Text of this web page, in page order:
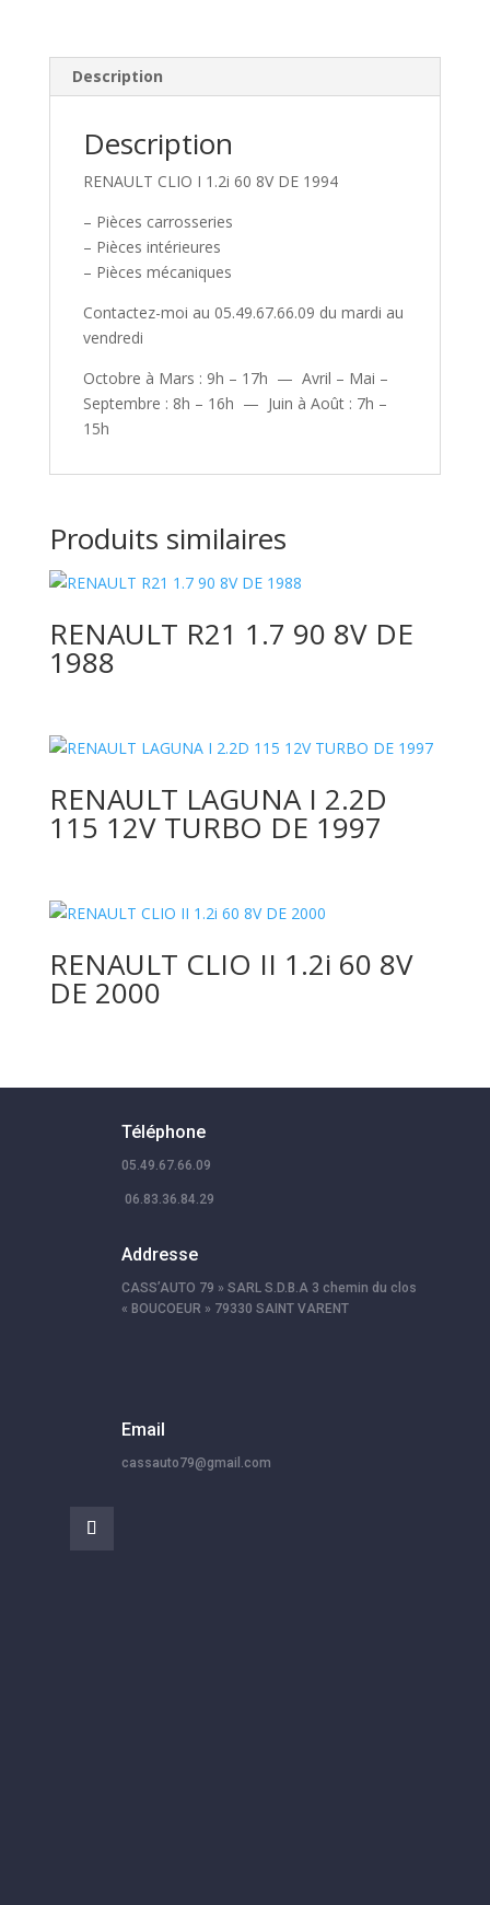
Description
Description
RENAULT CLIO I 1.2i 60 8V DE 1994
– Pièces carrosseries
– Pièces intérieures
– Pièces mécaniques
Contactez-moi au 05.49.67.66.09 du mardi au
vendredi
Octobre à Mars : 9h – 17h — Avril – Mai –
Septembre : 8h – 16h — Juin à Août : 7h –
15h
Produits similaires
RENAULT R21 1.7 90 8V DE
1988
RENAULT LAGUNA I 2.2D
115 12V TURBO DE 1997
RENAULT CLIO II 1.2i 60 8V
DE 2000
Téléphone
05.49.67.66.09
06.83.36.84.29
Addresse
CASS’AUTO 79 » SARL S.D.B.A 3 chemin du clos
« BOUCOEUR » 79330 SAINT VARENT
Email
cassauto79@gmail.com